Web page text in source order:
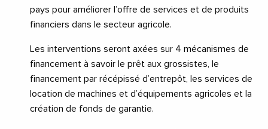
pays pour améliorer l’offre de services et de produits
financiers dans le secteur agricole.
Les interventions seront axées sur 4 mécanismes de
financement à savoir le prêt aux grossistes, le
financement par récépissé d’entrepôt, les services de
location de machines et d’équipements agricoles et la
création de fonds de garantie.